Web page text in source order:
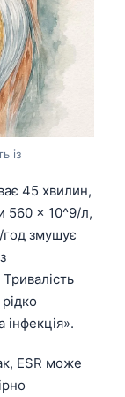
із
45 хвилин,
560 × 10^9/л,
год змушує
ESR може